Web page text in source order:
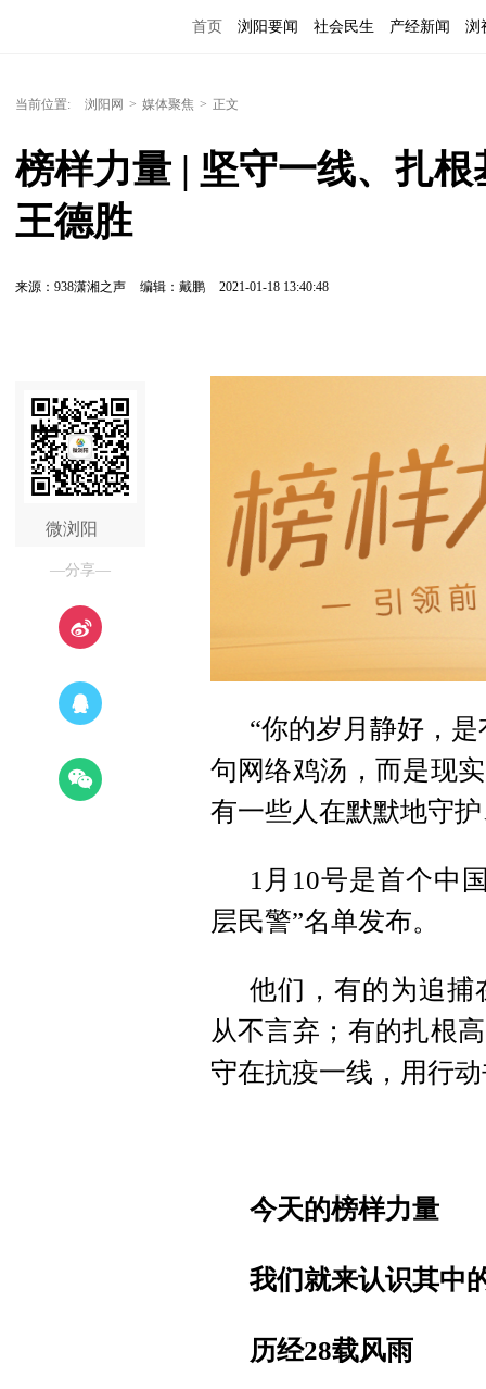
首页 浏阳要闻 社会民生 产经新闻 浏
当前位置: 浏阳网 > 媒体聚焦 > 正文
榜样力量 | 坚守一线、扎
王德胜
来源：938潇湘之声 编辑：戴鹏 2021-01-18 13:40:48
微浏阳
—分享—
“你的岁月静好，
句网络鸡汤，而是现
有一些人在默默地守
1月10号是首个中
层民警”名单发布。
他们，有的为追捕
从不言弃；有的扎根
守在抗疫一线，用行
今天的榜样力量
我们就来认识其中
历经28载风雨